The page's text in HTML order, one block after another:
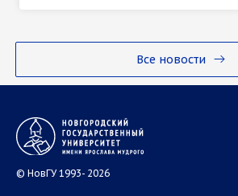
Все новости
© НовГУ 1993- 2026